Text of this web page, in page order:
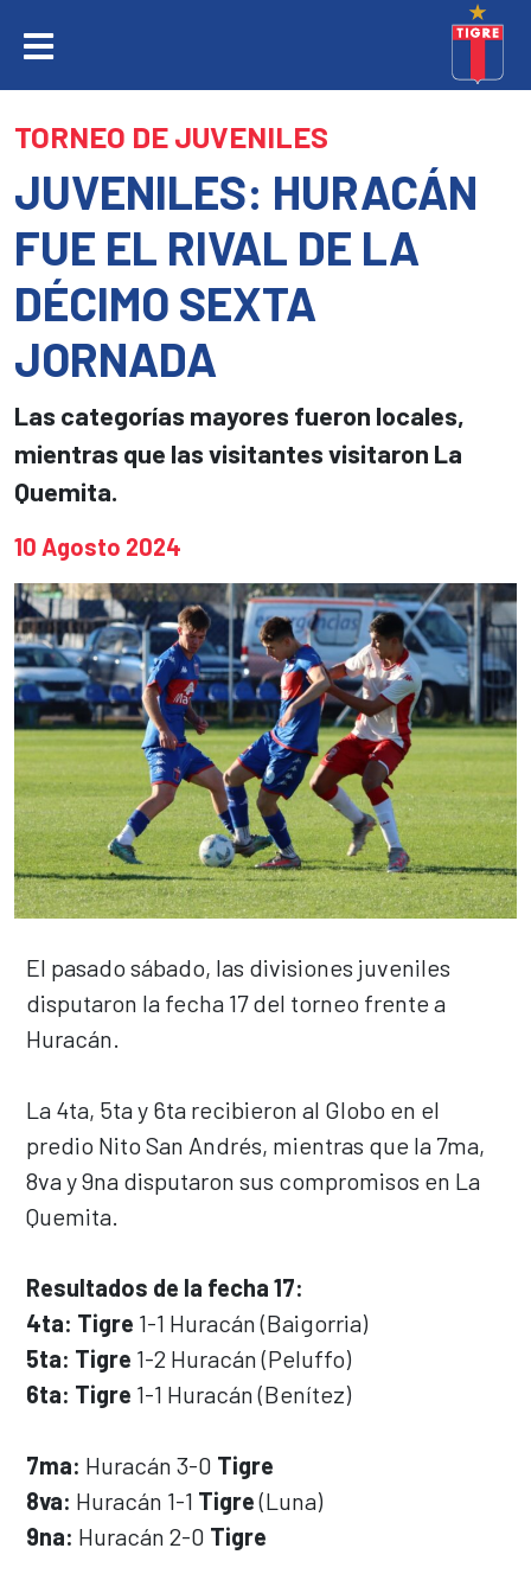
TORNEO DE JUVENILES
JUVENILES: HURACÁN
FUE EL RIVAL DE LA
DÉCIMO SEXTA
JORNADA
Las categorías mayores fueron locales,
mientras que las visitantes visitaron La
Quemita.
10 Agosto 2024
El pasado sábado, las divisiones juveniles
disputaron la fecha 17 del torneo frente a
Huracán.
La 4ta, 5ta y 6ta recibieron al Globo en el
predio Nito San Andrés, mientras que la 7ma,
8va y 9na disputaron sus compromisos en La
Quemita.
Resultados de la fecha 17:
4ta: Tigre 1-1 Huracán (Baigorria)
5ta: Tigre 1-2 Huracán (Peluffo)
6ta: Tigre 1-1 Huracán (Benítez)
7ma: Huracán 3-0 Tigre
8va: Huracán 1-1 Tigre(Luna)
9na: Huracán 2-0 Tigre